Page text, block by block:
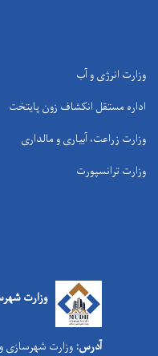
وزارت انرژی و آب
اداره مستقل انکشاف زون پایتخت
وزارت زراعت، آبیاری و مالداری
وزارت ترانسپورت
وزارت
آدرس: وزارت شهرسازی